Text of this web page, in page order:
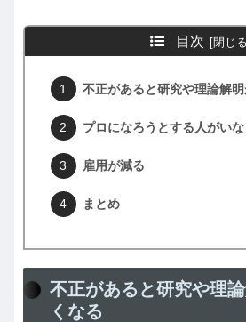
目次
不正があると研究や理論解
プロになろうとする人がい
雇用が減る
まとめ
不正があると研究や理
くなる